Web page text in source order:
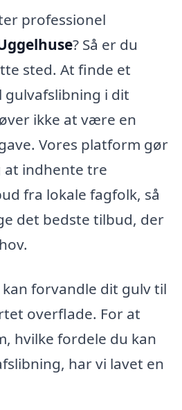
professionel
? Så er du
sted. At finde et
i dit
ikke at være en
Vores platform gør
indhente tre
fra lokale fagfolk, så
det bedste tilbud, der
forvandle dit gulv til
overflade. For at
hvilke fordele du kan
har vi lavet en